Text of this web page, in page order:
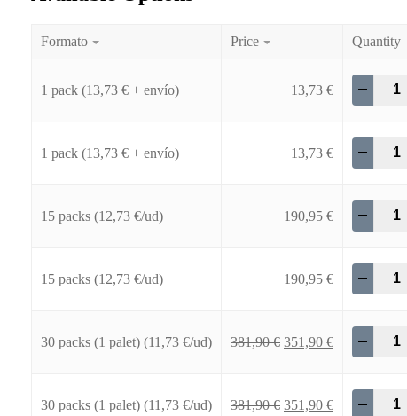
Formato Price Quantity
1 pack (13,73 € + envío) 13,73 €
-
1 pack (13,73 € + envío) 13,73 €
-
15 packs (12,73 €/ud) 190,95 €
-
15 packs (12,73 €/ud) 190,95 €
-
30 packs (1 palet) (11,73 €/ud) 381,90€ 351,90 €
-
30 packs (1 palet) (11,73 €/ud) 381,90€ 351,90 €
-